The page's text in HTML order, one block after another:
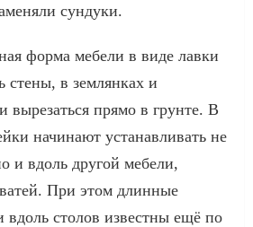
сундуки.
форма мебели в виде лавки
стены, в землянках и
вырезаться прямо в грунте. В
начинают устанавливать не
и вдоль другой мебели,
При этом длинные
вдоль столов известны ещё по